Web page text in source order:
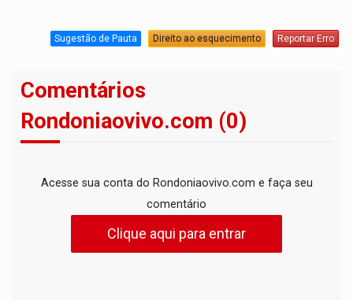
Sugestão de Pauta Direito ao esquecimento Reportar Erro
Comentários
Rondoniaovivo.com (0)
Acesse sua conta do Rondoniaovivo.com e faça seu
comentário
Clique aqui para entrar